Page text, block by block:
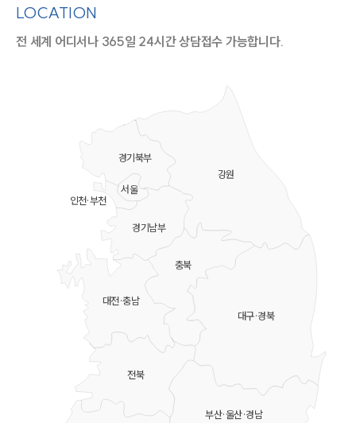
LOCATION
전 세계 어디서나 365일 24시간 상담접수 가능합니다.
강원
충북
대전·충남
대구·경북
부산·울산·경남
전북
경기북부
경기남부
서울
인천·부천